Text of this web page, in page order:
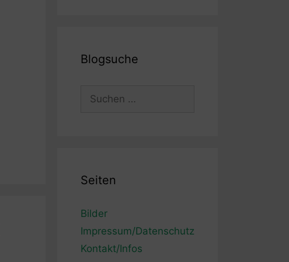
Blogsuche
Seiten
Bilder
Impressum/Datenschutz
Kontakt/Infos